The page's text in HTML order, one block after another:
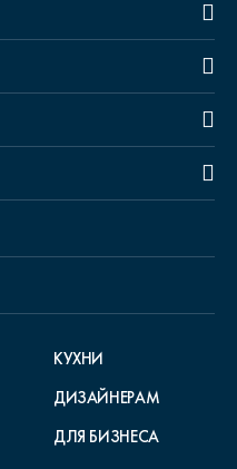
КУХНИ
ДИЗАЙНЕРАМ
ДЛЯ БИЗНЕСА